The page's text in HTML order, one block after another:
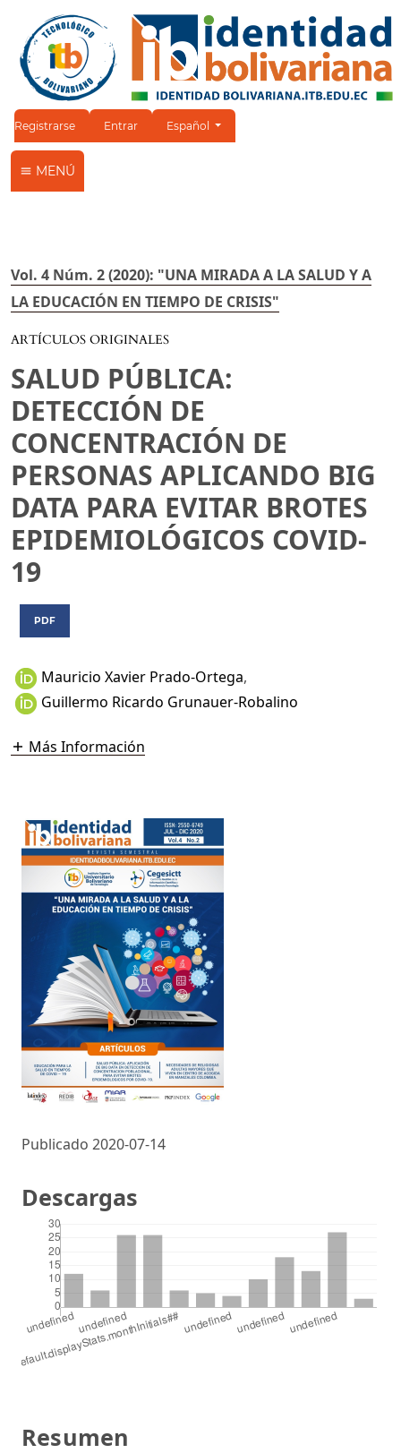
Registrarse Entrar Cambiar el idioma. El idioma actual es:
Español
MENÚ
Vol. 4 Núm. 2 (2020): "UNA MIRADA A LA SALUD Y A
LA EDUCACIÓN EN TIEMPO DE CRISIS"
ARTÍCULOS ORIGINALES
SALUD PÚBLICA:
DETECCIÓN DE
CONCENTRACIÓN DE
PERSONAS APLICANDO BIG
DATA PARA EVITAR BROTES
EPIDEMIOLÓGICOS COVID-
19
PDF
Mauricio Xavier Prado-Ortega,
Guillermo Ricardo Grunauer-Robalino
Más Información
Publicado 2020-07-14
Resumen
Descargas